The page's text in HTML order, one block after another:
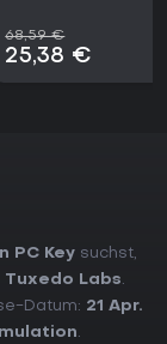
68,59 €
25,38 €
PC Key suchst,
Tuxedo Labs.
Datum: 21 Apr.
.